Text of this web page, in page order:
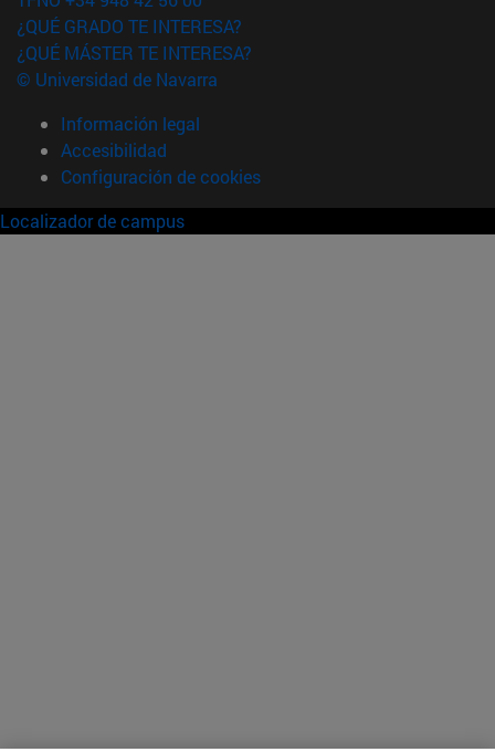
¿QUÉ GRADO TE INTERESA?
¿QUÉ MÁSTER TE INTERESA?
© Universidad de Navarra
Información legal
Accesibilidad
Configuración de cookies
Localizador de campus